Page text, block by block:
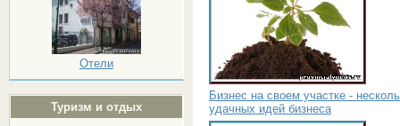
Отели
Туризм и отдых
Бизнес на своем участке -
удачных идей бизнеса